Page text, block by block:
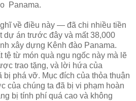
Panama.
về điều này — đã chi nhiều tiền
dự án trước đây và mất 38,000
xây dựng Kênh đào Panama.
tệ từ món quà ngu ngốc này mà lẽ
trao tặng, và lời hứa của
bị phá vỡ. Mục đích của thỏa thuận
của chúng ta đã bị vi phạm hoàn
bị tính phí quá cao và không